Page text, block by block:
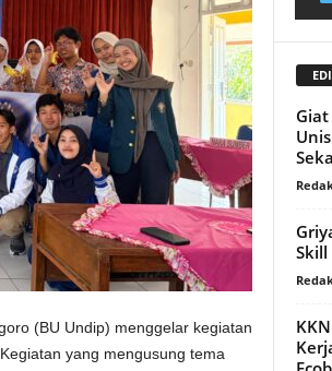
(BU Undip) menggelar kegiatan
yang mengusung tema
Skill